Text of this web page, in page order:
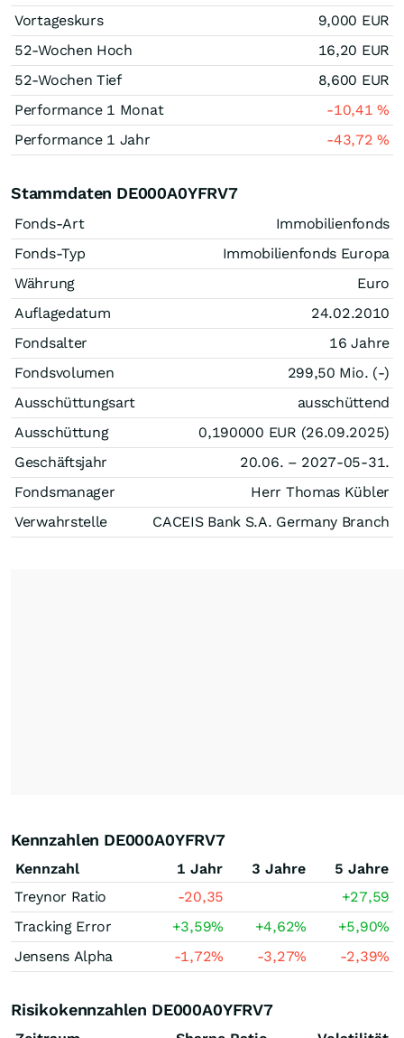
Vortageskurs 9,000 EUR
52-Wochen Hoch
16,20 EUR
52-Wochen Tief
8,600 EUR
Performance 1 Monat
-10,41%
Performance 1 Jahr
-43,72%
Stammdaten DE000A0YFRV7
Fonds-Art
Immobilienfonds
Fonds-Typ
Immobilienfonds Europa
Währung
Euro
Auflagedatum
24.02.2010
Fondsalter
16 Jahre
Fondsvolumen
299,50 Mio. (-)
Ausschüttungsart
ausschüttend
Ausschüttung
0,190000 EUR (26.09.2025)
Geschäftsjahr
20.06. – 2027-05-31.
Fondsmanager
Herr Thomas Kübler
Verwahrstelle
CACEIS Bank S.A. Germany Branch
Kennzahlen DE000A0YFRV7
Kennzahl 1 Jahr 3 Jahre
5 Jahre
Treynor Ratio
-20,35
+27,59
Tracking Error
+3,59% +4,62% +5,90%
Jensens Alpha
-1,72% -3,27% -2,39%
Risikokennzahlen DE000A0YFRV7